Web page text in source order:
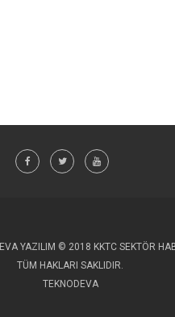
YAZILIM © 2018 KKTC SEKTÖR
TÜM HAKLARI SAKLIDIR.
TEKNODEVA